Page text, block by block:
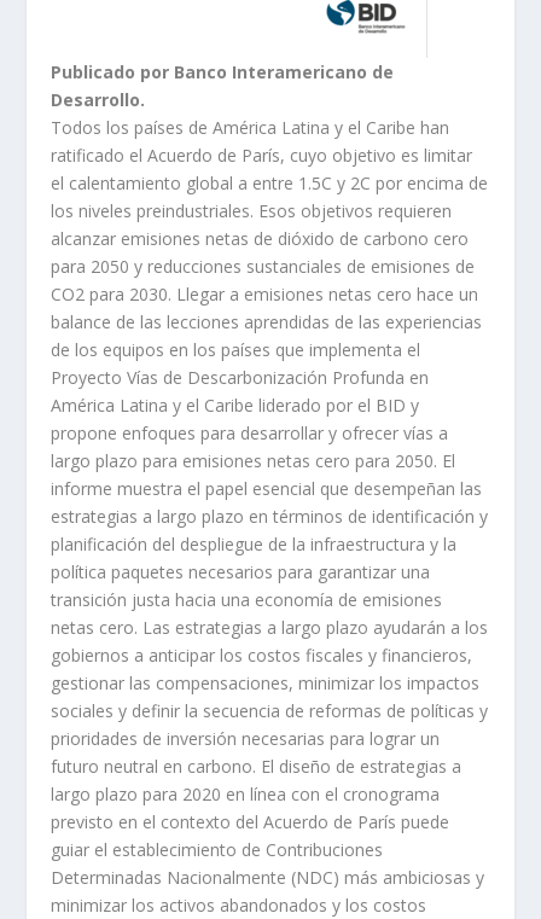
Publicado por Banco Interamericano de
Desarrollo.
Todos los países de América Latina y el Caribe han
ratificado el Acuerdo de París, cuyo objetivo es limitar
el calentamiento global a entre 1.5C y 2C por encima de
los niveles preindustriales. Esos objetivos requieren
alcanzar emisiones netas de dióxido de carbono cero
para 2050 y reducciones sustanciales de emisiones de
CO2 para 2030. Llegar a emisiones netas cero hace un
balance de las lecciones aprendidas de las experiencias
de los equipos en los países que implementa el
Proyecto Vías de Descarbonización Profunda en
América Latina y el Caribe liderado por el BID y
propone enfoques para desarrollar y ofrecer vías a
largo plazo para emisiones netas cero para 2050. El
informe muestra el papel esencial que desempeñan las
estrategias a largo plazo en términos de identificación y
planificación del despliegue de la infraestructura y la
política paquetes necesarios para garantizar una
transición justa hacia una economía de emisiones
netas cero. Las estrategias a largo plazo ayudarán a los
gobiernos a anticipar los costos fiscales y financieros,
gestionar las compensaciones, minimizar los impactos
sociales y definir la secuencia de reformas de políticas y
prioridades de inversión necesarias para lograr un
futuro neutral en carbono. El diseño de estrategias a
largo plazo para 2020 en línea con el cronograma
previsto en el contexto del Acuerdo de París puede
guiar el establecimiento de Contribuciones
Determinadas Nacionalmente (NDC) más ambiciosas y
minimizar los activos abandonados y los costos